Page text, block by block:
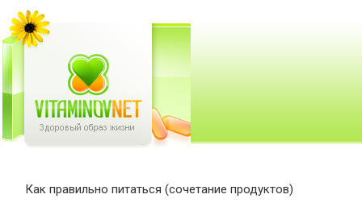
Как правильно питаться (сочетание продуктов)